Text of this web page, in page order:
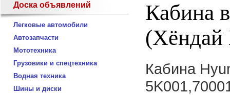
Доска объявлений
Легковые автомобили
Автозапчасти
Мототехника
Грузовики и спецтехника
Водная техника
Шины и диски
Кабина
Кабина